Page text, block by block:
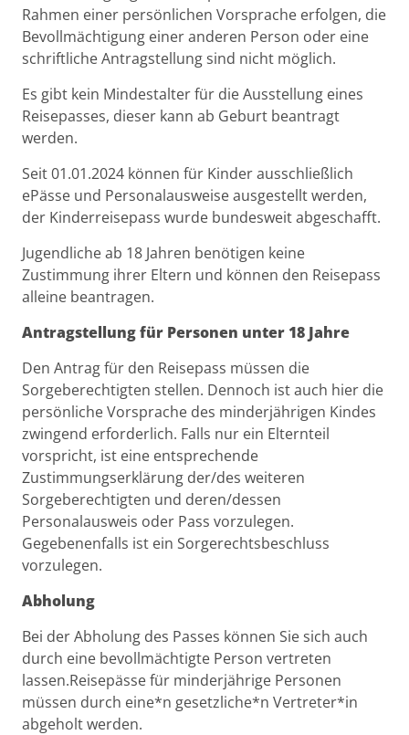
Rahmen einer persönlichen Vorsprache erfolgen, die
Bevollmächtigung einer anderen Person oder eine
schriftliche Antragstellung sind nicht möglich.
Es gibt kein Mindestalter für die Ausstellung eines
Reisepasses, dieser kann ab Geburt beantragt
werden.
Seit 01.01.2024 können für Kinder ausschließlich
ePässe und Personalausweise ausgestellt werden,
der Kinderreisepass wurde bundesweit abgeschafft.
Jugendliche ab 18 Jahren benötigen keine
Zustimmung ihrer Eltern und können den Reisepass
alleine beantragen.
Antragstellung für Personen unter 18 Jahre
Den Antrag für den Reisepass müssen die
Sorgeberechtigten stellen. Dennoch ist auch hier die
persönliche Vorsprache des minderjährigen Kindes
zwingend erforderlich. Falls nur ein Elternteil
vorspricht, ist eine entsprechende
Zustimmungserklärung der/des weiteren
Sorgeberechtigten und deren/dessen
Personalausweis oder Pass vorzulegen.
Gegebenenfalls ist ein Sorgerechtsbeschluss
vorzulegen.
Abholung
Bei der Abholung des Passes können Sie sich auch
durch eine bevollmächtigte Person vertreten
lassen.Reisepässe für minderjährige Personen
müssen durch eine*n gesetzliche*n Vertreter*in
abgeholt werden.